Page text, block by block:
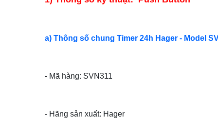
a) Thông số chung Timer 24h Hager - Model
- Mã hàng: SVN311
- Hãng sản xuất: Hager